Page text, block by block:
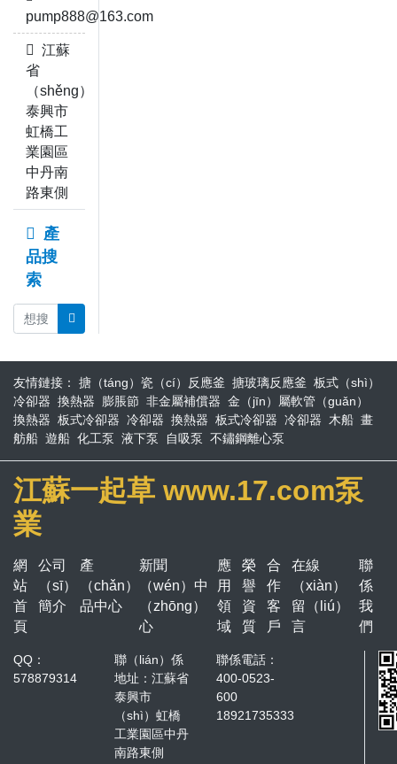
pump888@163.com
江蘇
省
（shěng）
泰興市
虹橋工
業園區
中丹南
路東側
產
品搜
索
友情鏈接： 搪（táng）瓷（cí）反應釜 搪玻璃反應釜 板式（shì）
冷卻器 換熱器 膨脹節 非金屬補償器 金（jīn）屬軟管（guǎn）
換熱器 板式冷卻器 冷卻器 換熱器 板式冷卻器 冷卻器 木船 畫
舫船 遊船 化工泵 液下泵 自吸泵 不鏽鋼離心泵
江蘇一起草 www.17.com泵
業
網
站
首
頁
公司
（sī）
簡介
產
（chǎn）
品中心
新聞
（wén）中
（zhōng）
心
應
用
領
域
榮
譽
資
質
合
作
客
戶
在線
（xiàn）
留（liú）
言
聯
係
我
們
QQ：
578879314
聯（lián）係
地址：江蘇省
泰興市
（shì）虹橋
工業園區中丹
南路東側
聯係電話：
400-0523-
600
18921735333